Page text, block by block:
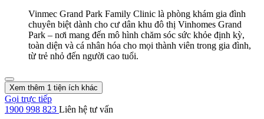
Vinmec Grand Park Family Clinic là phòng khám gia đình
chuyên biệt dành cho cư dân khu đô thị Vinhomes Grand
Park – nơi mang đến mô hình chăm sóc sức khỏe định kỳ,
toàn diện và cá nhân hóa cho mọi thành viên trong gia đình,
từ trẻ nhỏ đến người cao tuổi.
Xem thêm 1 tiện ích khác
Gọi trực tiếp
1900 998 823 Liên hệ tư vấn